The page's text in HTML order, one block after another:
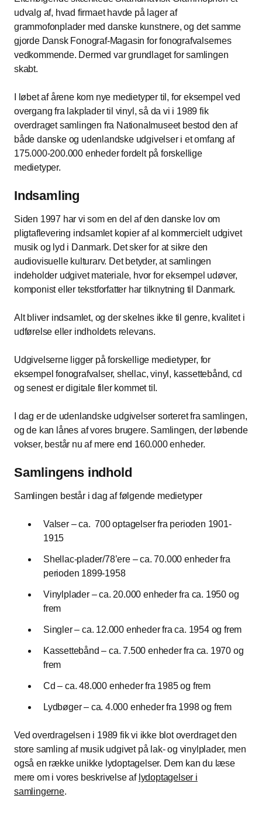
udvalg af, hvad firmaet havde på lager af
grammofonplader med danske kunstnere, og det samme
gjorde Dansk Fonograf-Magasin for fonografvalsernes
vedkommende. Dermed var grundlaget for samlingen
skabt.
I løbet af årene kom nye medietyper til, for eksempel ved
overgang fra lakplader til vinyl, så da vi i 1989 fik
overdraget samlingen fra Nationalmuseet bestod den af
både danske og udenlandske udgivelser i et omfang af
175.000-200.000 enheder fordelt på forskellige
medietyper.
Indsamling
Siden 1997 har vi som en del af den danske lov om
pligtaflevering indsamlet kopier af al kommercielt udgivet
musik og lyd i Danmark. Det sker for at sikre den
audiovisuelle kulturarv. Det betyder, at samlingen
indeholder udgivet materiale, hvor for eksempel udøver,
komponist eller tekstforfatter har tilknytning til Danmark.
Alt bliver indsamlet, og der skelnes ikke til genre, kvalitet i
udførelse eller indholdets relevans.
Udgivelserne ligger på forskellige medietyper, for
eksempel fonografvalser, shellac, vinyl, kassettebånd, cd
og senest er digitale filer kommet til.
I dag er de udenlandske udgivelser sorteret fra samlingen,
og de kan lånes af vores brugere. Samlingen, der løbende
vokser, består nu af mere end 160.000 enheder.
Samlingens indhold
Samlingen består i dag af følgende medietyper
Valser – ca. 700 optagelser fra perioden 1901-
1915
Shellac-plader/78’ere – ca. 70.000 enheder fra
perioden 1899-1958
Vinylplader – ca. 20.000 enheder fra ca. 1950 og
frem
Singler – ca. 12.000 enheder fra ca. 1954 og frem
Kassettebånd – ca. 7.500 enheder fra ca. 1970 og
frem
Cd – ca. 48.000 enheder fra 1985 og frem
Lydbøger – ca. 4.000 enheder fra 1998 og frem
Ved overdragelsen i 1989 fik vi ikke blot overdraget den
store samling af musik udgivet på lak- og vinylplader, men
også en række unikke lydoptagelser. Dem kan du læse
mere om i vores beskrivelse af lydoptagelser i
samlingerne.